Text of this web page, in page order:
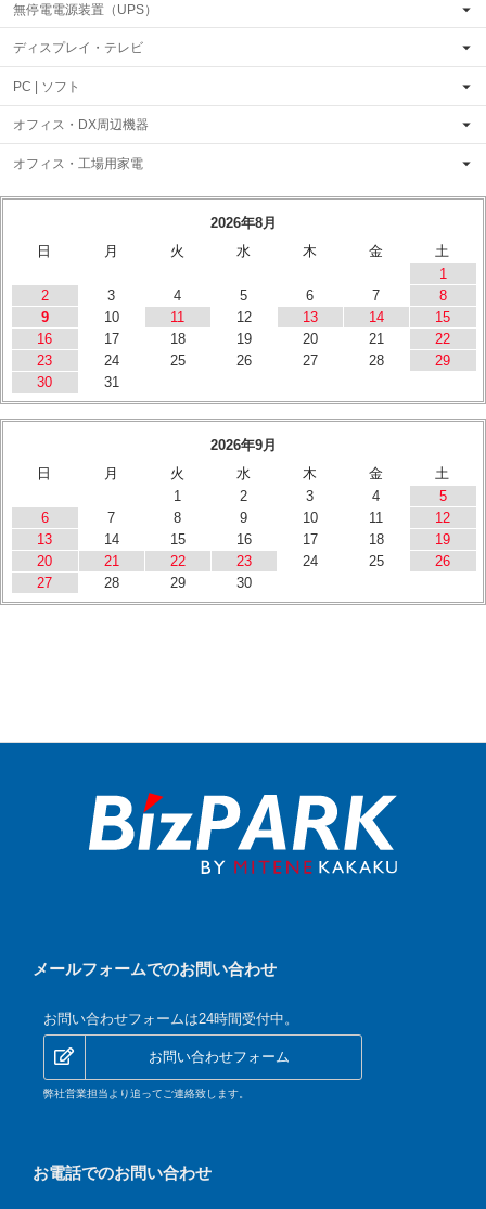
無停電電源装置（UPS）
ディスプレイ・テレビ
PC | ソフト
オフィス・DX周辺機器
オフィス・工場用家電
2026年8月
日
月 火 水 木 金
土
1
2
3 4 5 6 7
8
9
10 11 12 13 14
15
16
17 18 19 20 21
22
23
24 25 26 27 28
29
30
31
2026年9月
日
月 火 水 木 金
土
1
2 3 4
5
6
7 8 9 10 11
12
13
14 15 16 17 18
19
20
21 22 23 24 25
26
27
28 29 30
メールフォームでのお問い合わせ
お問い合わせフォームは24時間受付中。
お問い合わせフォーム
弊社営業担当より追ってご連絡致します。
お電話でのお問い合わせ